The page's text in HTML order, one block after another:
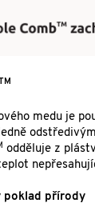
medu je
odděluje z
poklad přírody